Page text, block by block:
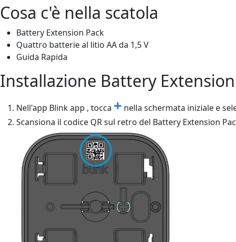
Cosa c'è nella scatola
Battery Extension Pack
Quattro batterie al litio AA da 1,5 V
Guida Rapida
Installazione Battery
Nell'app Blink app , tocca + nella schermata iniziale e
Scansiona il codice QR sul retro del Battery Extension